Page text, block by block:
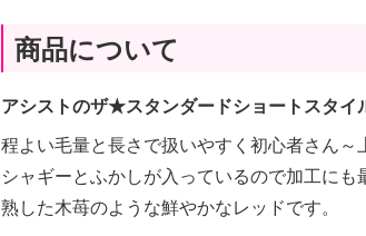
商品について
アシストのザ★スタンダードショートスタイ
程よい毛量と長さで扱いやすく初心者さん～
シャギーとふかしが入っているので加工にも
熟した木苺のような鮮やかなレッドです。